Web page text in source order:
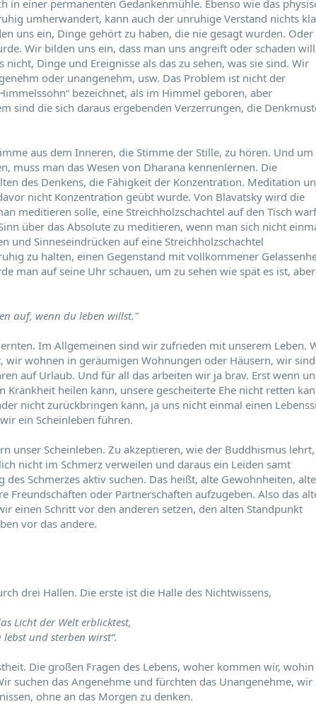
in einer permanenten Gedankenmühle. Ebenso wie das
umherwandert, kann auch der unruhige Verstand nichts
uns ein, Dinge gehört zu haben, die nie gesagt wurden. Oder
Wir bilden uns ein, dass man uns angreift oder schaden
Dinge und Ereignisse als das zu sehen, was sie sind. Wir
oder unangenehm, usw. Das Problem ist nicht der
bezeichnet, als im Himmel geboren, aber
sind die sich daraus ergebenden Verzerrungen, die
aus dem Inneren, die Stimme der Stille, zu hören. Und um
muss man das Wesen von Dharana kennenlernen. Die
des Denkens, die Fähigkeit der Konzentration. Meditation
nicht Konzentration geübt wurde. Von Blavatsky wird die
meditieren solle, eine Streichholzschachtel auf den Tisch warf
über das Absolute zu meditieren, wenn man sich nicht
und Sinneseindrücken auf eine Streichholzschachtel
zu halten, einen Gegenstand mit vollkommener
man auf seine Uhr schauen, um zu sehen wie spät es ist, aber
auf, wenn du leben willst."
Im Allgemeinen sind wir zufrieden mit unserem Leben.
wir wohnen in geräumigen Wohnungen oder Häusern, wir sind
auf Urlaub. Und für all das arbeiten wir ja brav. Erst wenn
heilen kann, unsere gescheiterte Ehe nicht retten
nicht zurückbringen kann, ja uns nicht einmal einen
ein Scheinleben führen.
unser Scheinleben. Zu akzeptieren, wie der Buddhismus lehrt,
nicht im Schmerz verweilen und daraus ein Leiden samt
Schmerzes aktiv suchen. Das heißt, alte Gewohnheiten, alte
oder Partnerschaften aufzugeben. Also das
einen Schritt vor den anderen setzen, den alten Standpunkt
vor das andere.
drei Hallen. Die erste ist die Halle des Nichtwissens,
Licht der Welt erblicktest,
und sterben wirst“.
Die großen Fragen des Lebens, woher kommen wir, wohin
suchen das Angenehme und fürchten das Unangenehme, wir
ohne an das Morgen zu denken.